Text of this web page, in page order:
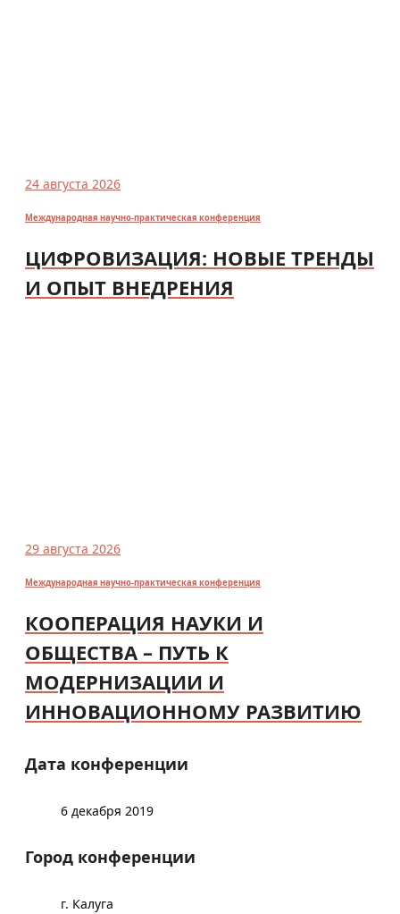
24 августа 2026
Международная научно-практическая конференция
ЦИФРОВИЗАЦИЯ: НОВЫЕ ТРЕНДЫ
И ОПЫТ ВНЕДРЕНИЯ
29 августа 2026
Международная научно-практическая конференция
КООПЕРАЦИЯ НАУКИ И
ОБЩЕСТВА – ПУТЬ К
МОДЕРНИЗАЦИИ И
ИННОВАЦИОННОМУ РАЗВИТИЮ
Дата конференции
6 декабря 2019
Город конференции
г. Калуга